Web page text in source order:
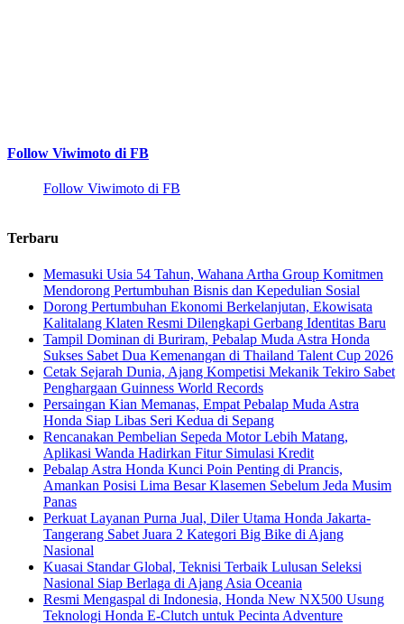
Follow Viwimoto di FB
Follow Viwimoto di FB
Terbaru
Memasuki Usia 54 Tahun, Wahana Artha Group Komitmen
Mendorong Pertumbuhan Bisnis dan Kepedulian Sosial
Dorong Pertumbuhan Ekonomi Berkelanjutan, Ekowisata
Kalitalang Klaten Resmi Dilengkapi Gerbang Identitas Baru
Tampil Dominan di Buriram, Pebalap Muda Astra Honda
Sukses Sabet Dua Kemenangan di Thailand Talent Cup 2026
Cetak Sejarah Dunia, Ajang Kompetisi Mekanik Tekiro Sabet
Penghargaan Guinness World Records
Persaingan Kian Memanas, Empat Pebalap Muda Astra
Honda Siap Libas Seri Kedua di Sepang
Rencanakan Pembelian Sepeda Motor Lebih Matang,
Aplikasi Wanda Hadirkan Fitur Simulasi Kredit
Pebalap Astra Honda Kunci Poin Penting di Prancis,
Amankan Posisi Lima Besar Klasemen Sebelum Jeda Musim
Panas
Perkuat Layanan Purna Jual, Diler Utama Honda Jakarta-
Tangerang Sabet Juara 2 Kategori Big Bike di Ajang
Nasional
Kuasai Standar Global, Teknisi Terbaik Lulusan Seleksi
Nasional Siap Berlaga di Ajang Asia Oceania
Resmi Mengaspal di Indonesia, Honda New NX500 Usung
Teknologi Honda E-Clutch untuk Pecinta Adventure